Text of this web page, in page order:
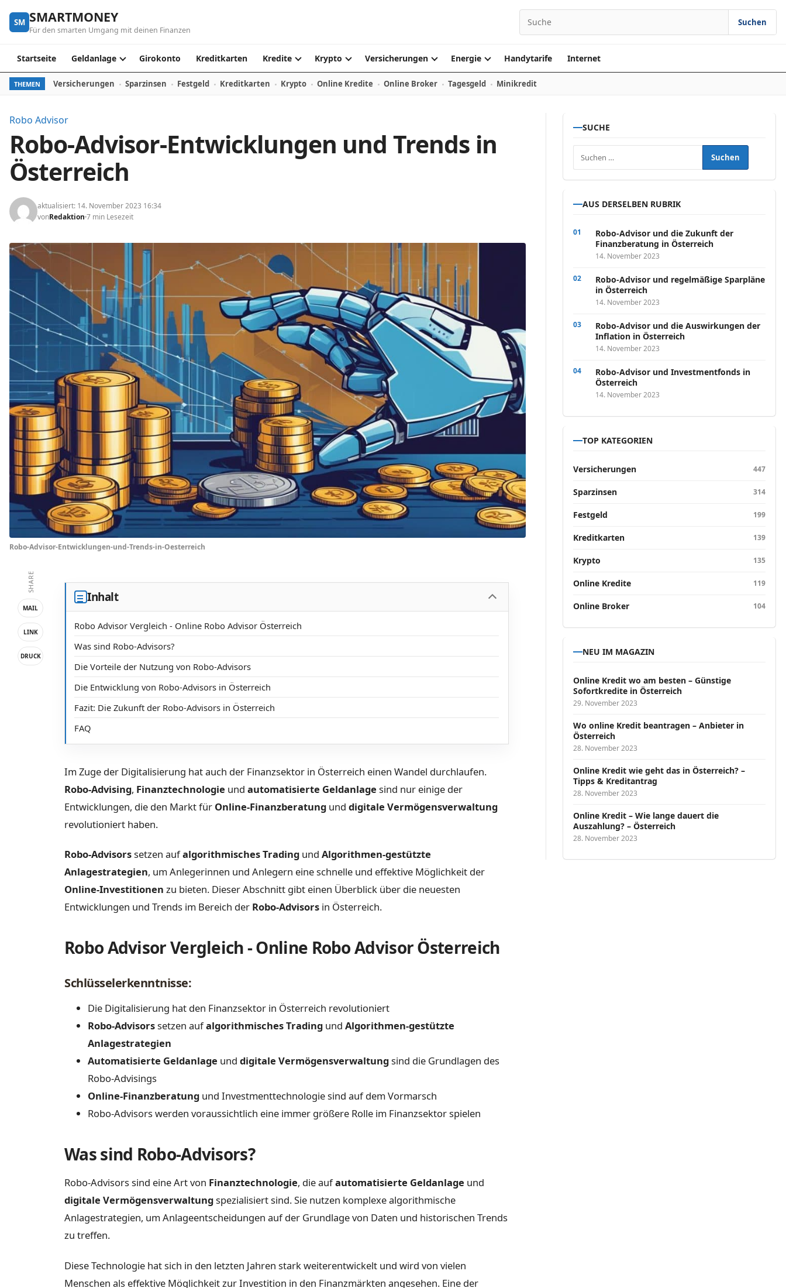
SM SMARTMONEY
Für den smarten Umgang mit deinen Finanzen Search for: Suchen
Startseite Geldanlage Girokonto Kreditkarten Kredite Krypto Versicherungen Energie Handytarife Internet
THEMEN Versicherungen Sparzinsen Festgeld Kreditkarten Krypto Online Kredite Online Broker Tagesgeld Minikredit
Robo Advisor
Robo-Advisor-Entwicklungen und Trends in
Österreich
aktualisiert: 14. November 2023 16:34
vonRedaktion 7 min Lesezeit
Robo-Advisor-Entwicklungen-und-Trends-in-Oesterreich
SHARE
MAIL
LINK
DRUCK
Inhalt
Robo Advisor Vergleich - Online Robo Advisor Österreich
Was sind Robo-Advisors?
Die Vorteile der Nutzung von Robo-Advisors
Die Entwicklung von Robo-Advisors in Österreich
Fazit: Die Zukunft der Robo-Advisors in Österreich
FAQ
Im Zuge der Digitalisierung hat auch der Finanzsektor in Österreich einen Wandel durchlaufen.
Robo-Advising, Finanztechnologie und automatisierte Geldanlage sind nur einige der
Entwicklungen, die den Markt für Online-Finanzberatung und digitale Vermögensverwaltung
revolutioniert haben.
Robo-Advisorssetzen aufalgorithmisches Trading und Algorithmen-gestützte
Anlagestrategien, um Anlegerinnen und Anlegern eine schnelle und effektive Möglichkeit der
Online-Investitionen zu bieten. Dieser Abschnitt gibt einen Überblick über die neuesten
Entwicklungen und Trends im Bereich der Robo-Advisors in Österreich.
Robo Advisor Vergleich - Online Robo Advisor Österreich
Schlüsselerkenntnisse:
Die Digitalisierung hat den Finanzsektor in Österreich revolutioniert
Robo-Advisorssetzen aufalgorithmisches Trading und Algorithmen-gestützte
Anlagestrategien
Automatisierte Geldanlage und digitale Vermögensverwaltungsind die Grundlagen des
Robo-Advisings
Online-Finanzberatung und Investmenttechnologie sind auf dem Vormarsch
Robo-Advisors werden voraussichtlich eine immer größere Rolle im Finanzsektor spielen
Was sind Robo-Advisors?
Robo-Advisors sind eine Art von Finanztechnologie, die aufautomatisierte Geldanlage und
digitale Vermögensverwaltungspezialisiert sind. Sie nutzen komplexe algorithmische
Anlagestrategien, um Anlageentscheidungen auf der Grundlage von Daten und historischen Trends
zu treffen.
Diese Technologie hat sich in den letzten Jahren stark weiterentwickelt und wird von vielen
Menschen als effektive Möglichkeit zur Investition in den Finanzmärkten angesehen. Eine der
SUCHE
Suchen nach:
AUS DERSELBEN RUBRIK
Robo-Advisor und die Zukunft der
Finanzberatung in Österreich
14. November 2023
Robo-Advisor und regelmäßige Sparpläne
in Österreich
14. November 2023
Robo-Advisor und die Auswirkungen der
Inflation in Österreich
14. November 2023
Robo-Advisor und Investmentfonds in
Österreich
14. November 2023
TOP KATEGORIEN
Versicherungen 447
Sparzinsen 314
Festgeld 199
Kreditkarten 139
Krypto 135
Online Kredite 119
Online Broker 104
NEU IM MAGAZIN
Online Kredit wo am besten – Günstige
Sofortkredite in Österreich
29. November 2023
Wo online Kredit beantragen – Anbieter in
Österreich
28. November 2023
Online Kredit wie geht das in Österreich? –
Tipps & Kreditantrag
28. November 2023
Online Kredit – Wie lange dauert die
Auszahlung? – Österreich
28. November 2023